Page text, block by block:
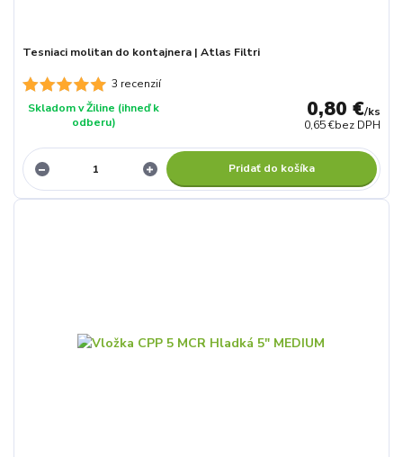
3 recenzií
Tesniaci molitan do kontajnera | Atlas Filtri
0,80 €/ks
0,65 €bez DPH
Skladom v Žiline (ihneď k
odberu)
Pridať do košíka